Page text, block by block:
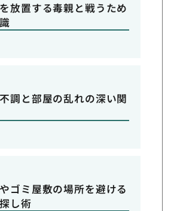
放置する毒親と戦うため
調と部屋の乱れの深い関
ゴミ屋敷の場所を避ける
し術